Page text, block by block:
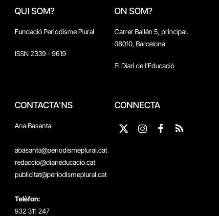
QUI SOM?
Fundació Periodisme Plural
ISSN 2339 - 9619
ON SOM?
Carrer Bailén 5, principal.
08010, Barcelona
El Diari de l'Educació
CONTACTA'NS
Ana Basanta
abasanta@periodismeplural.cat
redaccio@diarieducacio.cat
publicitat@periodismeplural.cat
Telèfon:
932 311 247
CONNECTA
X
Instagram
Facebook
RSS